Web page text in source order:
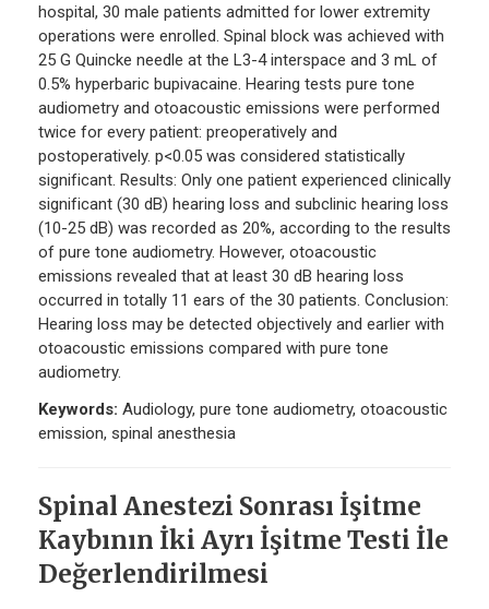
hospital, 30 male patients admitted for lower extremity
operations were enrolled. Spinal block was achieved with
25 G Quincke needle at the L3-4 interspace and 3 mL of
0.5% hyperbaric bupivacaine. Hearing tests pure tone
audiometry and otoacoustic emissions were performed
twice for every patient: preoperatively and
postoperatively. p<0.05 was considered statistically
significant. Results: Only one patient experienced clinically
significant (30 dB) hearing loss and subclinic hearing loss
(10-25 dB) was recorded as 20%, according to the results
of pure tone audiometry. However, otoacoustic
emissions revealed that at least 30 dB hearing loss
occurred in totally 11 ears of the 30 patients. Conclusion:
Hearing loss may be detected objectively and earlier with
otoacoustic emissions compared with pure tone
audiometry.
Keywords: Audiology, pure tone audiometry, otoacoustic
emission, spinal anesthesia
Spinal Anestezi Sonrası İşitme
Kaybının İki Ayrı İşitme Testi İle
Değerlendirilmesi